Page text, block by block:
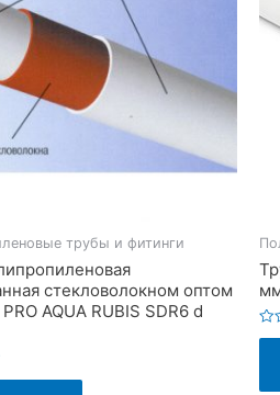
трубы и фитинги
стекловолокном оптом
AQUA RUBIS SDR6 d